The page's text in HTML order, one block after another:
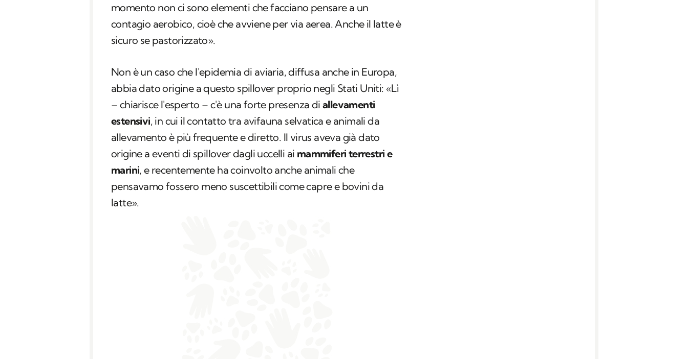
momento non ci sono elementi che facciano pensare a un
contagio aerobico, cioè che avviene per via aerea. Anche il latte è
sicuro se pastorizzato».
Non è un caso che l'epidemia di aviaria, diffusa anche in Europa,
abbia dato origine a questo spillover proprio negli Stati Uniti: «Lì
– chiarisce l'esperto – c'è una forte presenza di allevamenti
estensivi, in cui il contatto tra avifauna selvatica e animali da
allevamento è più frequente e diretto. Il virus aveva già dato
origine a eventi di spillover dagli uccelli ai mammiferi terrestri e
marini, e recentemente ha coinvolto anche animali che
pensavamo fossero meno suscettibili come capre e bovini da
latte».